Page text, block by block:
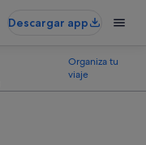
Descargar app
Organiza tu
viaje